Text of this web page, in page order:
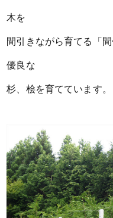
木を
間引きながら育てる「
優良な
杉、桧を育てています。